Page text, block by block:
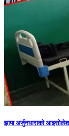
झापा अर्जुनधाराको